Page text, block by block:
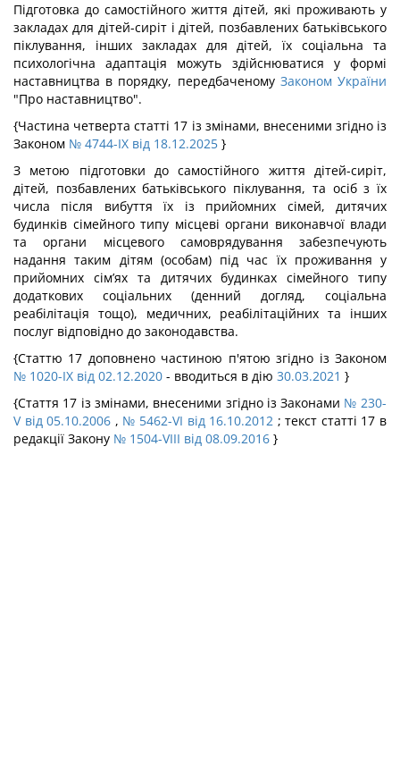
Підготовка до самостійного життя дітей, які проживають у
закладах для дітей-сиріт і дітей, позбавлених батьківського
піклування, інших закладах для дітей, їх соціальна та
психологічна адаптація можуть здійснюватися у формі
наставництва в порядку, передбаченому Законом України
"Про наставництво".
{Частина четверта статті 17 із змінами, внесеними згідно із
Законом № 4744-IX від 18.12.2025 }
З метою підготовки до самостійного життя дітей-сиріт,
дітей, позбавлених батьківського піклування, та осіб з їх
числа після вибуття їх із прийомних сімей, дитячих
будинків сімейного типу місцеві органи виконавчої влади
та органи місцевого самоврядування забезпечують
надання таким дітям (особам) під час їх проживання у
прийомних сім’ях та дитячих будинках сімейного типу
додаткових соціальних (денний догляд, соціальна
реабілітація тощо), медичних, реабілітаційних та інших
послуг відповідно до законодавства.
{Статтю 17 доповнено частиною п'ятою згідно із Законом
№ 1020-IX від 02.12.2020 - вводиться в дію 30.03.2021 }
{Стаття 17 із змінами, внесеними згідно із Законами № 230-
V від 05.10.2006 , № 5462-VI від 16.10.2012 ; текст статті 17 в
редакції Закону № 1504-VIII від 08.09.2016 }